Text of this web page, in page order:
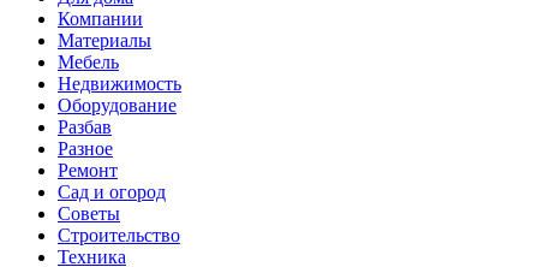
Компании
Материалы
Мебель
Недвижимость
Оборудование
Разбав
Разное
Ремонт
Сад и огород
Советы
Строительство
Техника